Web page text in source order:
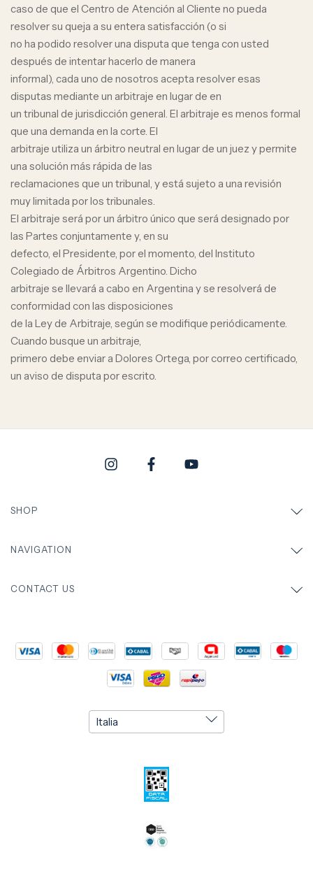
caso de que el Centro de Atención al Cliente no pueda
resolver su queja a su entera satisfacción (o si
no ha podido resolver una disputa que tenga con usted
después de intentar hacerlo de manera
informal), cada uno de nosotros acepta resolver esas
disputas mediante un arbitraje en lugar de en
un tribunal de jurisdicción general. El arbitraje es menos formal
que una demanda en la corte. El
arbitraje utiliza un árbitro neutral en lugar de un juez y permite
una solución más rápida de las
reclamaciones que un tribunal, y está sujeto a una revisión
muy limitada por los tribunales.
El arbitraje será por un árbitro único que será designado por
las Partes conjuntamente y, en su
defecto, el Presidente, por el momento, del Instituto
Colegiado de Árbitros Argentino. Dicho
arbitraje se llevará a cabo en Argentina y se resolverá de
conformidad con las disposiciones
de la Ley de Arbitraje, según se modifique periódicamente.
Cuando busque un arbitraje,
primero debe enviar a Dolores Ortega, por correo certificado,
un aviso de disputa por escrito.
SHOP
NAVIGATION
CONTACT US